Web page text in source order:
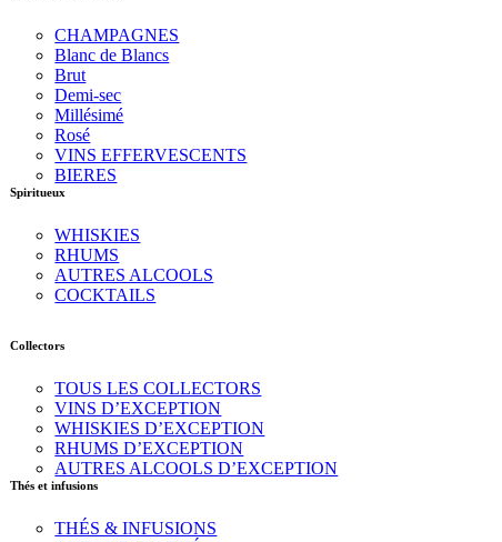
CHAMPAGNES
Blanc de Blancs
Brut
Demi-sec
Millésimé
Rosé
VINS EFFERVESCENTS
BIERES
Spiritueux
WHISKIES
RHUMS
AUTRES ALCOOLS
COCKTAILS
Collectors
TOUS LES COLLECTORS
VINS D’EXCEPTION
WHISKIES D’EXCEPTION
RHUMS D’EXCEPTION
AUTRES ALCOOLS D’EXCEPTION
Thés et infusions
THÉS & INFUSIONS